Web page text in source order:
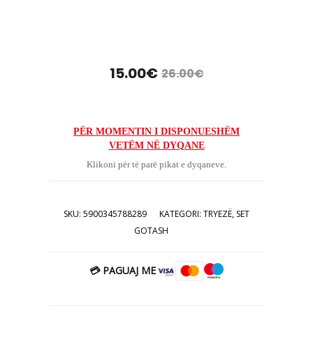
26.00€
Çmimi
qe:
26.00€.
15.00€
tanishëm
është:
PËR MOMENTIN I DISPONUESHËM
VETËM NË DYQANE
Klikoni për të parë pikat e dyqaneve.
SKU: 5900345788289 KATEGORI: TRYEZË, SET
GOTASH
💳 PAGUAJ ME